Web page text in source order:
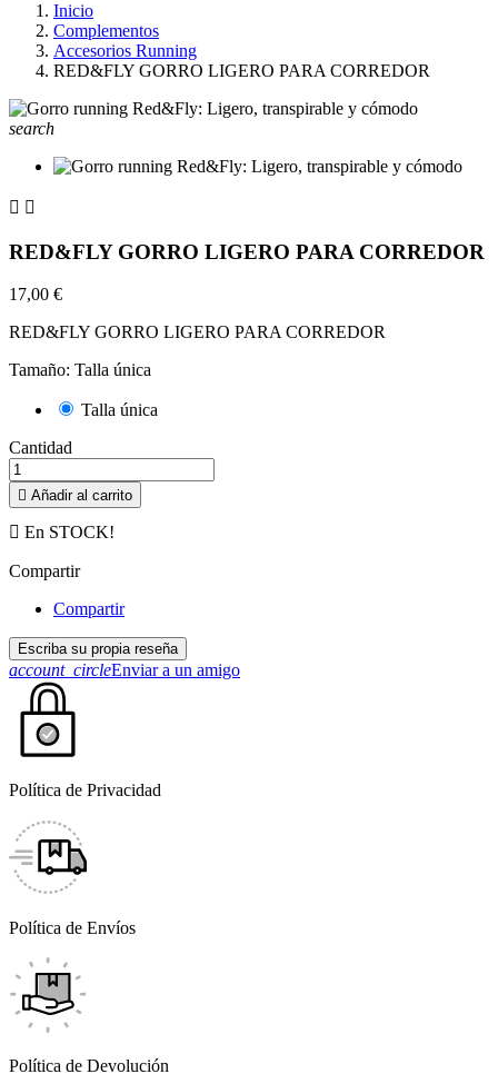
Inicio
Complementos
Accesorios Running
RED&FLY GORRO LIGERO PARA CORREDOR
search
 
RED&FLY GORRO LIGERO PARA CORREDOR
17,00 €
RED&FLY GORRO LIGERO PARA CORREDOR
Tamaño: Talla única
Talla única
Cantidad
 Añadir al carrito
 En STOCK!
Compartir
Compartir
Escriba su propia reseña
account_circleEnviar a un amigo
Política de Privacidad
Política de Envíos
Política de Devolución